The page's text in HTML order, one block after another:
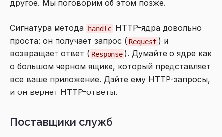
другое. Мы поговорим об этом позже.
Сигнатура метода handle HTTP-ядра довольно
проста: он получает запрос ( Request ) и
возвращает ответ ( Response ). Думайте о ядре как
о большом черном ящике, который представляет
все ваше приложение. Дайте ему HTTP-запросы,
и он вернет HTTP-ответы.
Поставщики служб